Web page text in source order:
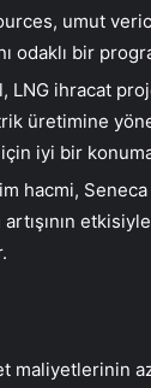
umut
odaklı bir
LNG ihracat
üretimine
iyi bir
hacmi,
maliyetlerinin